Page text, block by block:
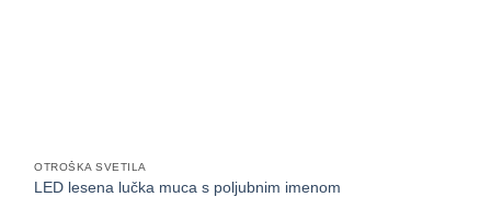
OTROŠKA SVETILA
LED lesena lučka muca s poljubnim imenom